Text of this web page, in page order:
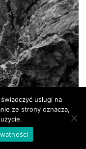
usługi na
ze strony oznacza,